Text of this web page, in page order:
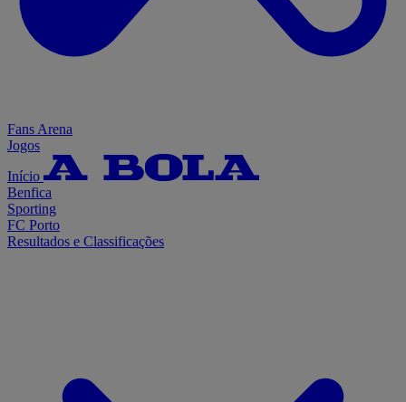
Fans Arena
Jogos
Início
Benfica
Sporting
FC Porto
Resultados e Classificações